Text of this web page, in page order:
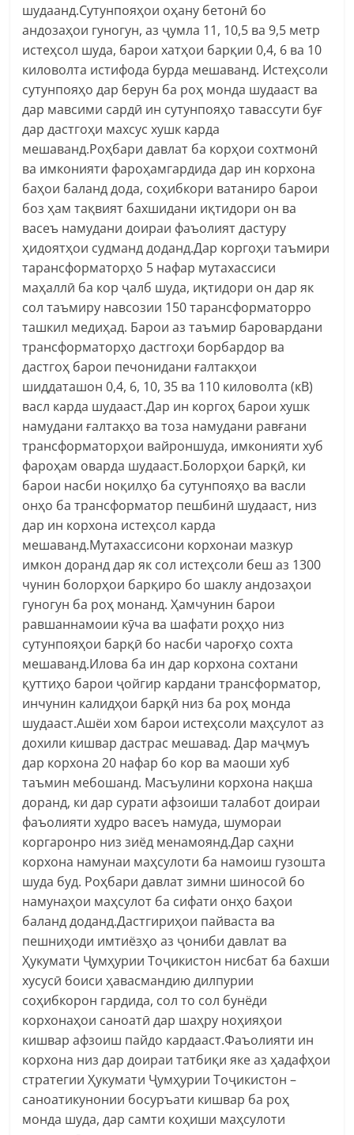
шудаанд.Сутунпояҳои оҳану бетонӣ бо
андозаҳои гуногун, аз ҷумла 11, 10,5 ва 9,5 метр
истеҳсол шуда, барои хатҳои барқии 0,4, 6 ва 10
киловолта истифода бурда мешаванд. Истеҳсоли
сутунпояҳо дар берун ба роҳ монда шудааст ва
дар мавсими сардӣ ин сутунпояҳо тавассути буғ
дар дастгоҳи махсус хушк карда
мешаванд.Роҳбари давлат ба корҳои сохтмонӣ
ва имконияти фароҳамгардида дар ин корхона
баҳои баланд дода, соҳибкори ватаниро барои
боз ҳам тақвият бахшидани иқтидори он ва
васеъ намудани доираи фаъолият дастуру
ҳидоятҳои судманд доданд.Дар коргоҳи таъмири
тарансформаторҳо 5 нафар мутахассиси
маҳаллӣ ба кор ҷалб шуда, иқтидори он дар як
сол таъмиру навсозии 150 тарансформаторро
ташкил медиҳад. Барои аз таъмир баровардани
трансформаторҳо дастгоҳи борбардор ва
дастгоҳ барои печонидани ғалтакҳои
шиддаташон 0,4, 6, 10, 35 ва 110 киловолта (кВ)
васл карда шудааст.Дар ин коргоҳ барои хушк
намудани ғалтакҳо ва тоза намудани равғани
трансформаторҳои вайроншуда, имконияти хуб
фароҳам оварда шудааст.Болорҳои барқӣ, ки
барои насби ноқилҳо ба сутунпояҳо ва васли
онҳо ба трансформатор пешбинӣ шудааст, низ
дар ин корхона истеҳсол карда
мешаванд.Мутахассисони корхонаи мазкур
имкон доранд дар як сол истеҳсоли беш аз 1300
чунин болорҳои барқиро бо шаклу андозаҳои
гуногун ба роҳ монанд. Ҳамчунин барои
равшаннамоии кӯча ва шафати роҳҳо низ
сутунпояҳои барқӣ бо насби чароғҳо сохта
мешаванд.Илова ба ин дар корхона сохтани
қуттиҳо барои ҷойгир кардани трансформатор,
инчунин калидҳои барқӣ низ ба роҳ монда
шудааст.Ашёи хом барои истеҳсоли маҳсулот аз
дохили кишвар дастрас мешавад. Дар маҷмуъ
дар корхона 20 нафар бо кор ва маоши хуб
таъмин мебошанд. Масъулини корхона нақша
доранд, ки дар сурати афзоиши талабот доираи
фаъолияти худро васеъ намуда, шумораи
коргаронро низ зиёд менамоянд.Дар саҳни
корхона намунаи маҳсулоти ба намоиш гузошта
шуда буд. Роҳбари давлат зимни шиносоӣ бо
намунаҳои маҳсулот ба сифати онҳо баҳои
баланд доданд.Дастгириҳои пайваста ва
пешниҳоди имтиёзҳо аз ҷониби давлат ва
Ҳукумати Ҷумҳурии Тоҷикистон нисбат ба бахши
хусусӣ боиси ҳавасмандию дилпурии
соҳибкорон гардида, сол то сол бунёди
корхонаҳои саноатӣ дар шаҳру ноҳияҳои
кишвар афзоиш пайдо кардааст.Фаъолияти ин
корхона низ дар доираи татбиқи яке аз ҳадафҳои
стратегии Ҳукумати Ҷумҳурии Тоҷикистон –
саноатикунонии босуръати кишвар ба роҳ
монда шуда, дар самти коҳиши маҳсулоти